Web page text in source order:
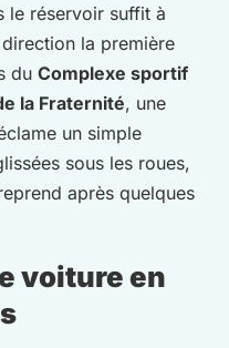
le réservoir suffit à
la première
du Complexe sportif
la Fraternité, une
un simple
sous les roues,
après quelques
voiture en